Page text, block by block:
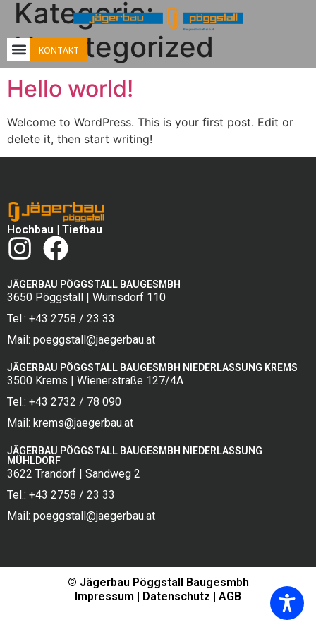
KONTAKT
Kategorie:
Uncategorized
Hello world!
Welcome to WordPress. This is your first post. Edit or
delete it, then start writing!
Hochbau | Tiefbau
JÄGERBAU PÖGGSTALL BAUGESMBH
3650 Pöggstall | Würnsdorf 110
Tel.: +43 2758 / 23 33
Mail: poeggstall@jaegerbau.at
JÄGERBAU PÖGGSTALL BAUGESMBH NIEDERLASSUNG KREMS
3500 Krems | Wienerstraße 127/4A
Tel.: +43 2732 / 78 090
Mail: krems@jaegerbau.at
JÄGERBAU PÖGGSTALL BAUGESMBH NIEDERLASSUNG
MÜHLDORF
3622 Trandorf | Sandweg 2
Tel.: +43 2758 / 23 33
Mail: poeggstall@jaegerbau.at
© Jägerbau Pöggstall Baugesmbh
Impressum | Datenschutz | AGB